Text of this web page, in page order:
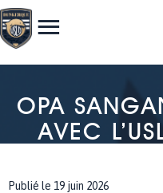
OPA
AVEC
Publié le 19 juin 2026